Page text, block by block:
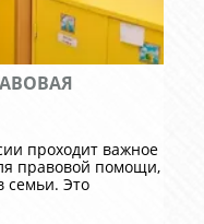
проходит важное
правовой помощи,
семьи. Это